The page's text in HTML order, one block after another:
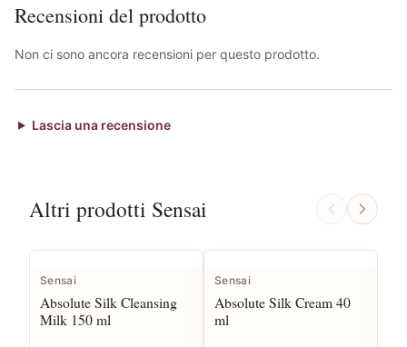
Recensioni del prodotto
Non ci sono ancora recensioni per questo prodotto.
Lascia una recensione
Altri prodotti Sensai
Sensai
Absolute Silk Cleansing
Milk 150 ml
Sensai
Absolute Silk Cream 40
ml